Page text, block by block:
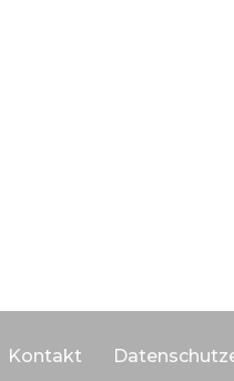
Kontakt